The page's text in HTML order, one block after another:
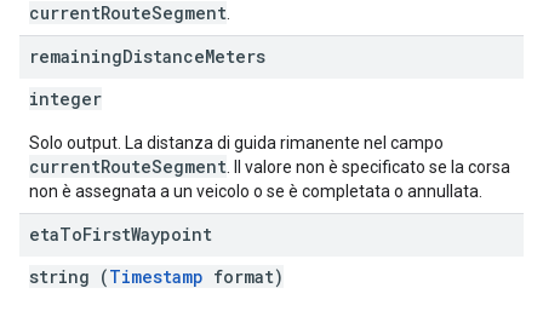
currentRouteSegment
remainingDistanceMeters
integer
Solo output. La distanza di guida rimanente nel campo
currentRouteSegment . Il valore non è specificato se la corsa
non è assegnata a un veicolo o se è completata o annullata.
etaToFirstWaypoint
string (Timestamp format)